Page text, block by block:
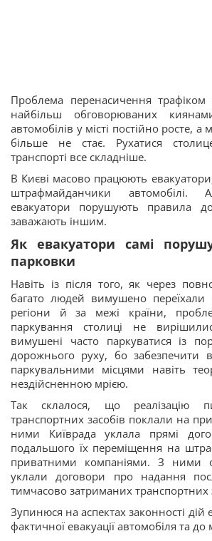
Проблема перенасичення
найбільш обговорюваних
автомобілів у місті постійно росте, а
більше не стає. Рухатися
транспорті все складніше.
В Києві масово працюють
штрафмайданчики автомобілі.
евакуатори порушують правила
заважають іншим.
Як евакуатори самі
парковки
Навіть із після того, як через
багато людей вимушено переїхали
регіони й за межі країни,
паркування столиці не
вимушені часто паркуватися із
дорожнього руху, бо забезпечити
паркувальними місцями навіть
нездійсненною мрією.
Так склалося, що реалізацію
транспортних засобів поклали на
ними Київрада уклала прямі
подальшого їх переміщення на
приватними компаніями. З ними
уклали договори про надання
тимчасово затриманих транспортних
Зупинюся на аспектах законності дій
фактичної евакуації автомобіля та до